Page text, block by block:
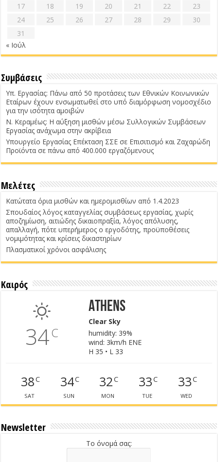
17
18 19 20 21 22
23
24
25 26 27 28 29
30
31
« Ιούλ
Συμβάσεις
Υπ. Εργασίας: Πάνω από 50 προτάσεις των Εθνικών Κοινωνικών
Εταίρων έχουν ενσωματωθεί στο υπό διαμόρφωση νομοσχέδιο
για την ισότητα αμοιβών
Ν. Κεραμέως: Η αύξηση μισθών μέσω Συλλογικών Συμβάσεων
Εργασίας ανάχωμα στην ακρίβεια
Υπουργείο Εργασίας Επέκταση ΣΣΕ σε Επισιτισμό και Ζαχαρώδη
Προϊόντα σε πάνω από 400.000 εργαζόμενους
Μελέτες
Κατώτατα όρια μισθών και ημερομισθίων από 1.4.2023
Σπουδαίος λόγος καταγγελίας συμβάσεως εργασίας, χωρίς
αποζημίωση, αιτιώδης δικαιοπραξία, λόγος απόλυσης,
απαλλαγή, πότε υπερήμερος ο εργοδότης, προϋποθέσεις
νομιμότητας και κρίσεις δικαστηρίων
Πλασματικοί χρόνοι ασφάλισης
Καιρός
34C
Athens
Clear Sky
humidity: 39%
wind: 3km/h ENE
H 35 • L 33
38C
SAT
34C
SUN
32C
MON
33C
TUE
33C
WED
Newsletter
Το όνομά σας: